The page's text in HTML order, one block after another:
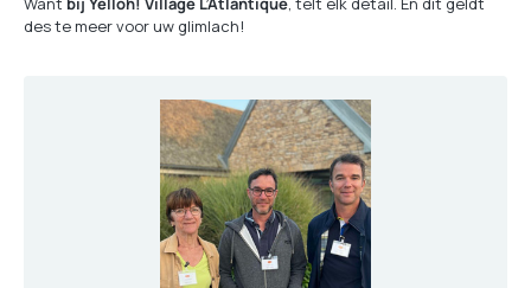
des te meer voor uw glimlach!